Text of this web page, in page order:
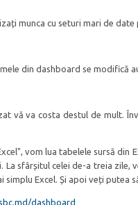
munca cu seturi mari de
din dashboard se modifică
vă va costa destul de mult.
vom lua tabelele sursă
La sfârșitul celei de-a treia
simplu Excel. Și apoi veți putea
dashboard